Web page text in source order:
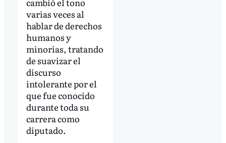
varias veces al
hablar de derechos
humanos y
minorías, tratando
de suavizar el
discurso
intolerante por el
que fue conocido
durante toda su
carrera como
diputado.